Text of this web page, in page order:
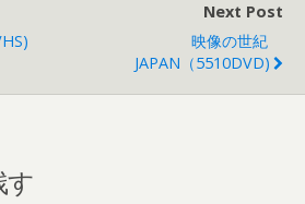
Next Post
映像の世紀
JAPAN（5510DVD)